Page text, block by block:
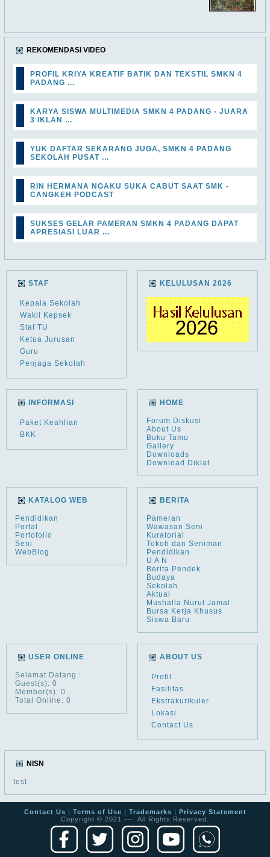
REKOMENDASI VIDEO
PROFIL KRIYA KREATIF BATIK DAN TEKSTIL SMKN 4
PADANG ...
KARYA SISWA MULTIMEDIA SMKN 4 PADANG - JUARA
3 IKLAN ...
YUK DAFTAR SEKARANG JUGA, SMKN 4 PADANG
SEKOLAH PUSAT ...
RIN HERMANA NGAKU SUKA CABUT SAAT SMK -
CANGKEH PODCAST
SUKSES GELAR PAMERAN SMKN 4 PADANG DAPAT
APRESIASI LUAR ...
STAF
Kepala Sekolah
Wakil Kepsek
Staf TU
Ketua Jurusan
Guru
Penjaga Sekolah
KELULUSAN 2026
INFORMASI
Paket Keahlian
BKK
HOME
Forum Diskusi
About Us
Buku Tamu
Gallery
Downloads
Download Diklat
KATALOG WEB
Pendidikan
Portal
Portofolio
Seni
WebBlog
BERITA
Pameran
Wawasan Seni
Kuratorial
Tokoh dan Seniman
Pendidikan
U A N
Berita Pendek
Budaya
Sekolah
Aktual
Mushalla Nurul Jamal
Bursa Kerja Khusus
Siswa Baru
USER ONLINE
Selamat Datang :
Guest(s): 0
Member(s): 0
Total Online: 0
ABOUT US
Profil
Fasilitas
Ekstrakurikuler
Lokasi
Contact Us
NISN
test
Contact Us | Terms of Use | Trademarks | Privacy Statement
Copyright © 2021 ---. All Rights Reserved.